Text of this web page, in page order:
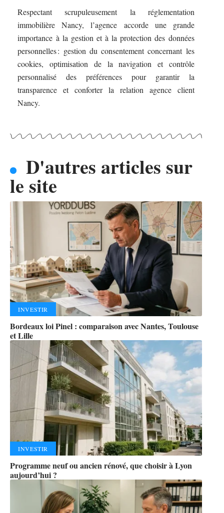
Respectant scrupuleusement la réglementation
immobilière Nancy, l’agence accorde une grande
importance à la gestion et à la protection des données
personnelles : gestion du consentement concernant les
cookies, optimisation de la navigation et contrôle
personnalisé des préférences pour garantir la
transparence et conforter la relation agence client
Nancy.
D'autres articles sur
le site
INVESTIR
Bordeaux loi Pinel : comparaison avec Nantes, Toulouse
et Lille
INVESTIR
Programme neuf ou ancien rénové, que choisir à Lyon
aujourd’hui ?